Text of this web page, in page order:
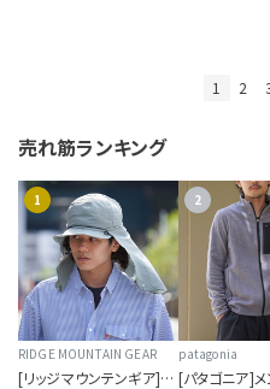
1 2
売れ筋ランキング
1
RIDGE MOUNTAIN GEAR
[リッジマウンテンギア]サンシェード 2026
2
patagonia